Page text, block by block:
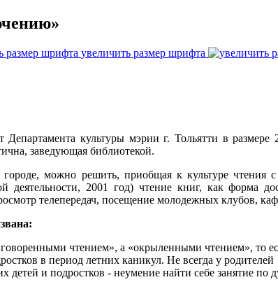
увеличить размер шрифта
культуры мэрии г. Тольятти в размере
заведующая библиотекой.
можно решить, приобщая к культуре чтения с
деятельности, 2001 год) чтение книг, как форма
телепередач, посещение молодежных клубов,
чтением», а «окрыленными чтением», то
в период летних каникул. Не всегда у
и подростков - неумение найти себе занятие